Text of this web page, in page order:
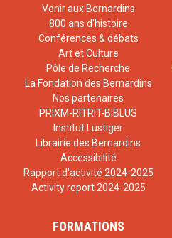
Venir aux Bernardins
800 ans d'histoire
Conférences & débats
Art et Culture
Pôle de Recherche
La Fondation des Bernardins
Nos partenaires
PRIXM-RITRIT-BIBLUS
Institut Lustiger
Librairie des Bernardins
Accessibilité
Rapport d'activité 2024-2025
Activity report 2024-2025
FORMATIONS